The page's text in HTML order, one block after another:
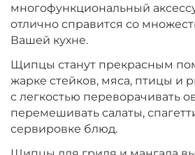
многофункциональный
отлично справится со
Вашей кухне.
Щипцы станут прекрасным
жарке стейков, мяса, птицы и
с легкостью переворачивать
перемешивать салаты,
сервировке блюд.